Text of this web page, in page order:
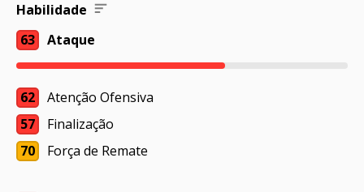
Habilidade
63
Ataque
62
Atenção Ofensiva
57
Finalização
70
Força de Remate